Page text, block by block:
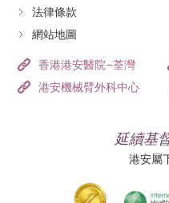
法律條款
網站地圖
香港港安醫院–荃灣
港安機械臂外科中心
延續基
港安屬